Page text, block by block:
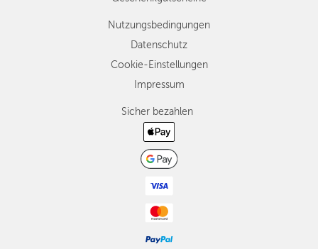
Nutzungsbedingungen
Datenschutz
Cookie-Einstellungen
Impressum
Sicher bezahlen